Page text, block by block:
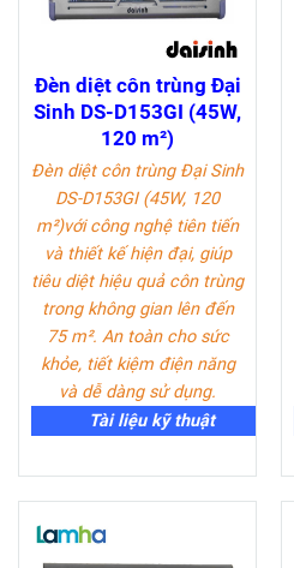
Đèn diệt côn trùng Đại
Sinh DS-D153GI (45W,
120 m²)
Đèn diệt côn trùng Đại Sinh
DS-D153GI (45W, 120
m²)với công nghệ tiên tiến
và thiết kế hiện đại, giúp
tiêu diệt hiệu quả côn trùng
trong không gian lên đến
75 m². An toàn cho sức
khỏe, tiết kiệm điện năng
và dễ dàng sử dụng.
Tài liệu kỹ thuật